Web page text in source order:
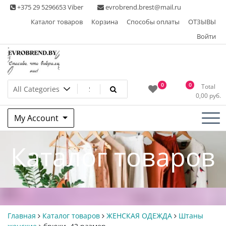
Skip +375 29 5296653 Viber
evrobrend.brest@mail.ru
Каталог товаров
Корзина Способы оплаты
ОТЗЫВЫ
Войти
Интернет-магазин одежды
second hand
0 0
Total
0,00 руб.
My Account
Каталог товаров
Главная Каталог товаров ЖЕНСКАЯ ОДЕЖДА
Штаны